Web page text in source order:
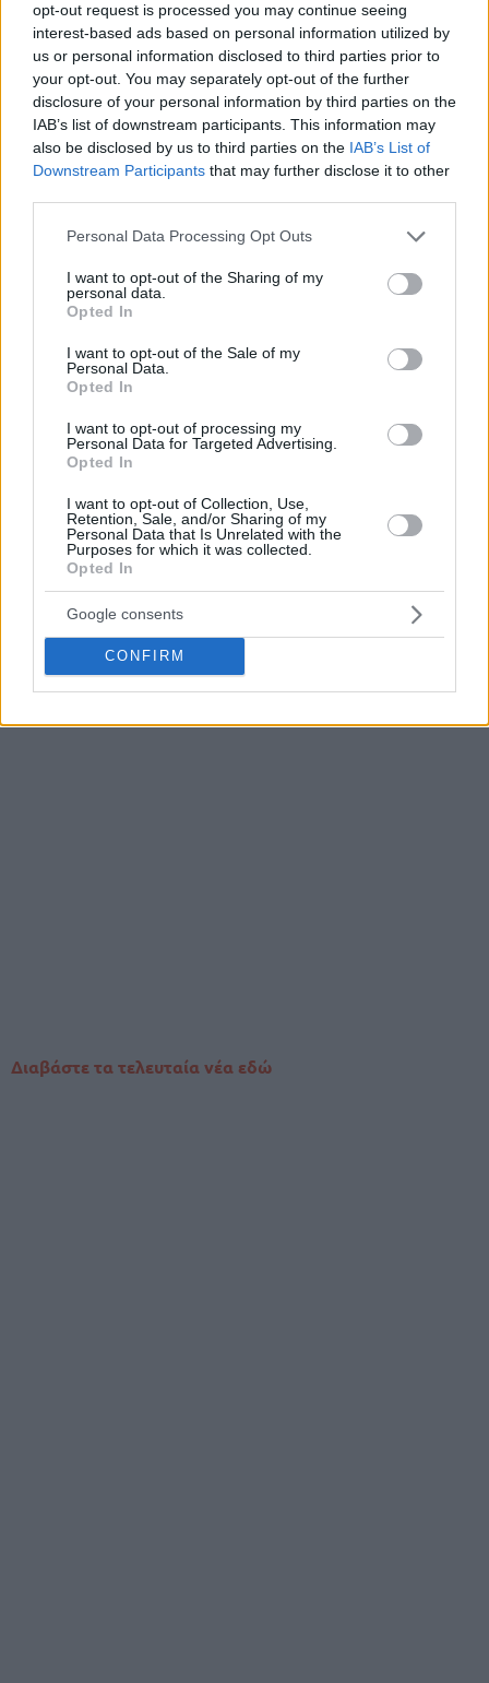
opt-out request is processed you may continue seeing
interest-based ads based on personal information utilized by
us or personal information disclosed to third parties prior to
your opt-out. You may separately opt-out of the further
disclosure of your personal information by third parties on the
IAB’s list of downstream participants. This information may
also be disclosed by us to third parties on the IAB’s List of
Downstream Participants that may further disclose it to other
Please note that this website/app uses one or more Google
not limited to your visit or usage behaviour. You may click to
grant or deny consent to Google and its third-party tags to
use your data for below specified purposes in below Google
consent section.
Personal Data Processing Opt Outs
I want to opt-out of the Sharing of my
personal data.
Opted In
I want to opt-out of the Sale of my
Personal Data.
Opted In
I want to opt-out of processing my
Personal Data for Targeted Advertising.
Opted In
I want to opt-out of Collection, Use,
Retention, Sale, and/or Sharing of my
Personal Data that Is Unrelated with the
Purposes for which it was collected.
Opted In
Google consents
CONFIRM
Ο Βινς Χάντερ αγωνίστηκε στην ιστορική ιταλική ομάδα τη
τελευταία διετία κατακτώντας τη κορυφή του
πρωταθλήματος, ενώ πριν είχε περάσει από τηνΑΕΚ
(2018-19) και παλαιότερα από τον
Παναθηναϊκό
Comunicato Vincent Hunter
— Virtus Segafredo Bologna (@Virtusbo)
21, 2021
Διαβάστε τα τελευταία νέα εδώ